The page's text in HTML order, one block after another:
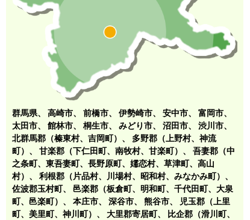
群馬県、 高崎市、 前橋市、 伊勢崎市、 安中市、 富岡市、
太田市、 館林市、 桐生市、 みどり市、 沼田市、 渋川市、
北群馬郡（榛東村、吉岡町） 、 多野郡（上野村、神流
町） 、 甘楽郡（下仁田町、南牧村、甘楽町） 、 吾妻郡（中
之条町、東吾妻町、長野原町、嬬恋村、草津町、高山
村） 、 利根郡（片品村、川場村、昭和村、みなかみ町） 、
佐波郡玉村町、 邑楽郡（板倉町、明和町、千代田町、大泉
町、邑楽町） 、 本庄市、 深谷市、 熊谷市、
児玉郡（上里
町、美里町、神川町） 、 大里郡寄居町、
比企郡（滑川町、